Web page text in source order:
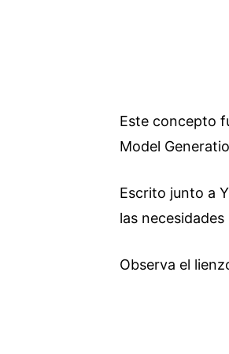
Este concepto
Model
Escrito junto a
las
Observa el